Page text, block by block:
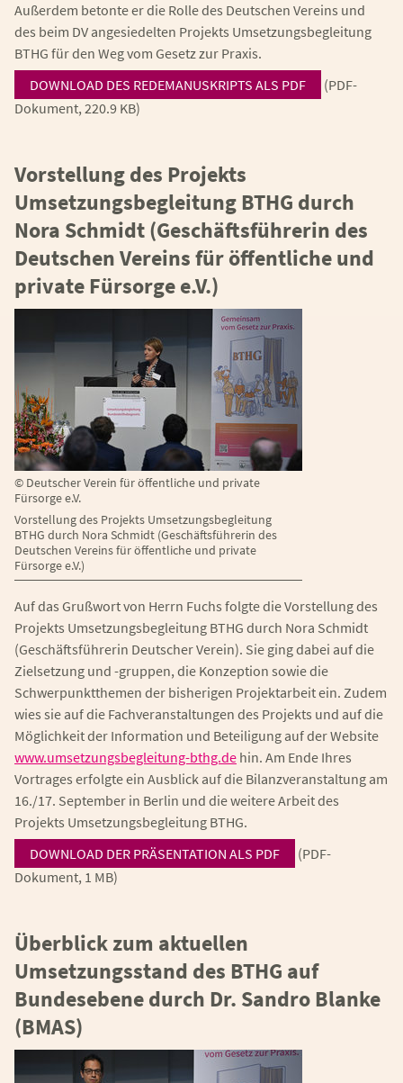
Außerdem betonte er die Rolle des Deutschen Vereins und
des beim DV angesiedelten Projekts Umsetzungsbegleitung
BTHG für den Weg vom Gesetz zur Praxis.
DOWNLOAD DES REDEMANUSKRIPTS ALS PDF
(PDF-
Dokument, 220.9 KB)
Vorstellung des Projekts
Umsetzungsbegleitung BTHG durch
Nora Schmidt (Geschäftsführerin des
Deutschen Vereins für öffentliche und
private Fürsorge e.V.)
© Deutscher Verein für öffentliche und private
Fürsorge e.V.
Vorstellung des Projekts Umsetzungsbegleitung
BTHG durch Nora Schmidt (Geschäftsführerin des
Deutschen Vereins für öffentliche und private
Fürsorge e.V.)
Auf das Grußwort von Herrn Fuchs folgte die Vorstellung des
Projekts Umsetzungsbegleitung BTHG durch Nora Schmidt
(Geschäftsführerin Deutscher Verein). Sie ging dabei auf die
Zielsetzung und -gruppen, die Konzeption sowie die
Schwerpunktthemen der bisherigen Projektarbeit ein. Zudem
wies sie auf die Fachveranstaltungen des Projekts und auf die
Möglichkeit der Information und Beteiligung auf der Website
www.umsetzungsbegleitung-bthg.de hin. Am Ende Ihres
Vortrages erfolgte ein Ausblick auf die Bilanzveranstaltung am
16./17. September in Berlin und die weitere Arbeit des
Projekts Umsetzungsbegleitung BTHG.
DOWNLOAD DER PRÄSENTATION ALS PDF
(PDF-
Dokument, 1 MB)
Überblick zum aktuellen
Umsetzungsstand des BTHG auf
Bundesebene durch Dr. Sandro Blanke
(BMAS)